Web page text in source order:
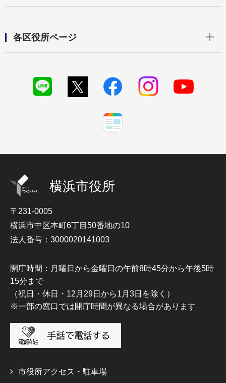
各区役所ページ
横浜市役所
〒231-0005
横浜市中区本町6丁目50番地の10
法人番号：3000020141003
開庁時間：月曜日から金曜日の午前8時45分から午後5時
15分まで
（祝日・休日・12月29日から1月3日を除く）
※一部の窓口では開庁時間が異なる場合があります
市役所アクセス・駐車場